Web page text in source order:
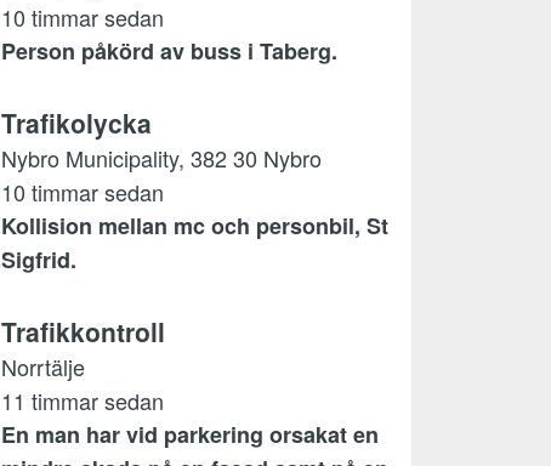
10 timmar sedan
Person påkörd av buss i Taberg.
Trafikolycka
Nybro Municipality, 382 30 Nybro
10 timmar sedan
Kollision mellan mc och personbil, St
Sigfrid.
Trafikkontroll
Norrtälje
11 timmar sedan
En man har vid parkering orsakat en